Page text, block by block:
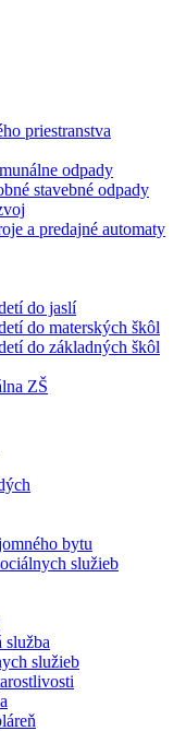
priestranstva
odpady
stavebné odpady
a predajné automaty
do jaslí
do materských škôl
do základných škôl
ZŠ
bytu
služieb
služba
služieb